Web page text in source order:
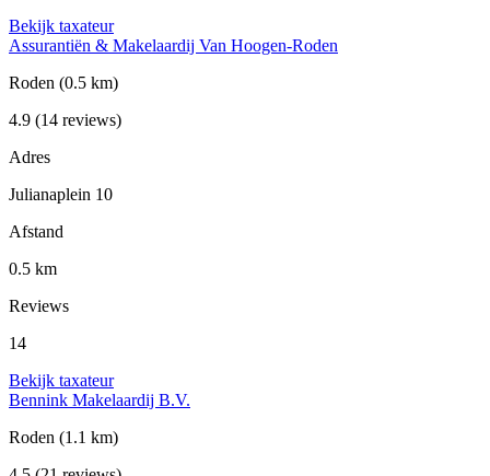
Bekijk taxateur
Assurantiën & Makelaardij Van Hoogen-Roden
Roden (0.5 km)
4.9 (14 reviews)
Adres
Julianaplein 10
Afstand
0.5 km
Reviews
14
Bekijk taxateur
Bennink Makelaardij B.V.
Roden (1.1 km)